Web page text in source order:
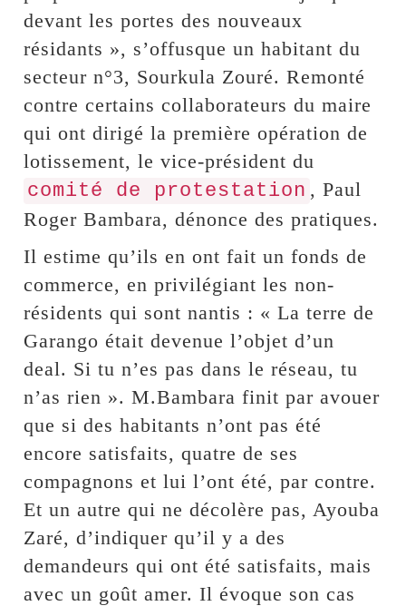
devant les portes des nouveaux
résidants », s’offusque un habitant du
secteur n°3, Sourkula Zouré. Remonté
contre certains collaborateurs du maire
qui ont dirigé la première opération de
lotissement, le vice-président du
comité de protestation , Paul
Roger Bambara, dénonce des pratiques.
Il estime qu’ils en ont fait un fonds de
commerce, en privilégiant les non-
résidents qui sont nantis : « La terre de
Garango était devenue l’objet d’un
deal. Si tu n’es pas dans le réseau, tu
n’as rien ». M.Bambara finit par avouer
que si des habitants n’ont pas été
encore satisfaits, quatre de ses
compagnons et lui l’ont été, par contre.
Et un autre qui ne décolère pas, Ayouba
Zaré, d’indiquer qu’il y a des
demandeurs qui ont été satisfaits, mais
avec un goût amer. Il évoque son cas